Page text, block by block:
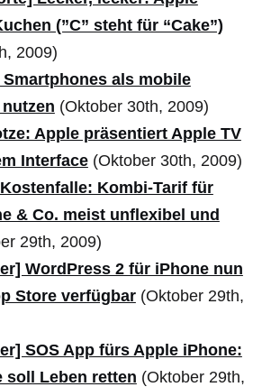
(”C” steht für “Cake”)
2009)
Smartphones als mobile
(Oktober 30th, 2009)
Apple präsentiert Apple TV
Interface(Oktober 30th, 2009)
Kombi-Tarif für
& Co. meist unflexibel und
29th, 2009)
WordPress 2 für iPhone nun
Store verfügbar(Oktober 29th,
SOS App fürs Apple iPhone:
soll Leben retten (Oktober 29th,